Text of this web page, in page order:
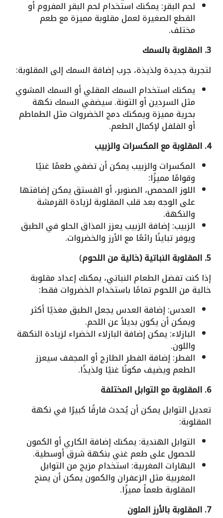
لحم البقر: يمكنك استخدام لحم البقر المفروم أو
القطع الصغيرة لعمل مقلوبة مميزة مع طعم
مختلف.
3. المقلوبة بالسمك
لتجربة جديدة ولذيذة، جرب إضافة السمك إلى المقلوبة:
يمكنك استخدام السمك المقلي أو السمك المشوي
مثل السردين أو التونة. سيضفي السمك نكهة
بحرية مميزة ويمكنك دمج الخضروات مثل الطماطم
أو الفلفل لإكمال الطعم.
4. المقلوبة مع المكسرات والزبيب
المكسرات والزبيب يمكن أن تضفي طعمًا غنيًا
وقوامًا مميزًا:
اللوز المحمص، الصنوبر، أو الفستق يمكن إضافتها
على الوجه بعد قلب المقلوبة لزيادة القرمشة
والنكهة.
الزبيب: إضافة الزبيب يعزز المذاق الحلو في الطبق
ويوفر تباينًا رائعًا مع الأرز والخضروات.
5. المقلوبة النباتية (خالية من اللحوم
)
إذا كنت تفضل الطعام النباتي، يمكنك إعداد مقلوبة
خالية من اللحوم تمامًا باستخدام الخضروات فقط:
العدس: إضافة العدس يجعل الطبق مغذيًا أكثر
ويمكن أن يكون بديلاً عن اللحم.
البازلاء: يمكن إضافة البازلاء الخضراء لزيادة النكهة
واللون.
الفطر: إضافة الفطر الطازج أو المجفف سيعزز
الطعم ويضيف مكونًا غنيًا ولذيذًا.
6. المقلوبة مع التوابل المختلفة
تعديل التوابل يمكن أن يُحدث فارقًا كبيرًا في نكهة
المقلوبة:
التوابل الهندية: يمكنك إضافة الكاري أو الكمون
للحصول على طعم غني بنكهة شرق أوسطية.
البهارات المغربية: استخدام مزيج من التوابل
المغربية مثل الزعفران والكمون يمكن أن يمنح
المقلوبة طعماً مميزًا.
7. المقلوبة بالأرز الملون